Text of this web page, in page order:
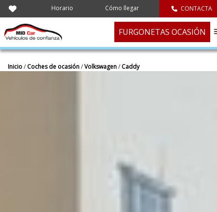
Horario Cómo llegar CONTACTA
FURGONETAS OCASIÓN
Inicio/ Coches de ocasión/Volkswagen/ Caddy